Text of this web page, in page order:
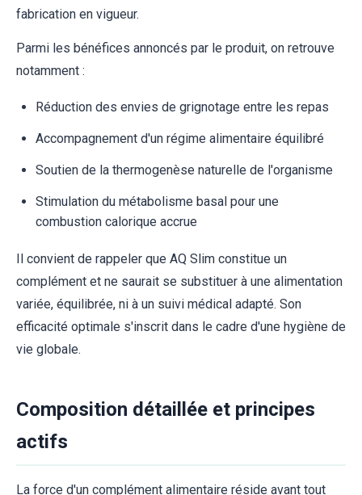
fabrication en vigueur.
Parmi les bénéfices annoncés par le produit, on retrouve
notamment :
Réduction des envies de grignotage entre les repas
Accompagnement d'un régime alimentaire équilibré
Soutien de la thermogenèse naturelle de l'organisme
Stimulation du métabolisme basal pour une
combustion calorique accrue
Il convient de rappeler que AQ Slim constitue un
complément et ne saurait se substituer à une alimentation
variée, équilibrée, ni à un suivi médical adapté. Son
efficacité optimale s'inscrit dans le cadre d'une hygiène de
vie globale.
Composition détaillée et principes
actifs
La force d'un complément alimentaire réside avant tout